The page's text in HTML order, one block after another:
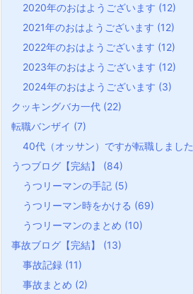
2020年のおはようございます (12)
2021年のおはようございます (12)
2022年のおはようございます (12)
2023年のおはようございます (12)
2024年のおはようございます (3)
クッキングバカ一代 (22)
転職バンザイ (7)
40代（オッサン）ですが転職しました
うつブログ【完結】 (84)
うつリーマンの手記 (5)
うつリーマン時をかける (69)
うつリーマンのまとめ (10)
事故ブログ【完結】 (13)
事故記録 (11)
事故まとめ (2)